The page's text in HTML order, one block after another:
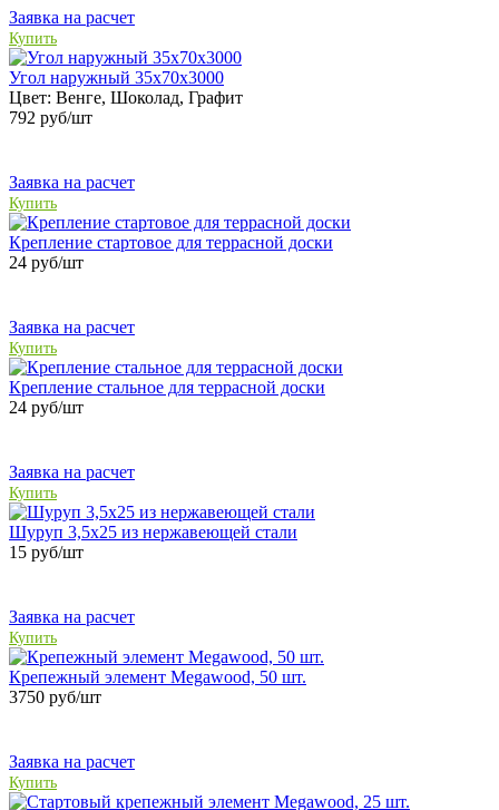
Заявка на расчет
Купить
Угол наружный 35х70х3000
Цвет: Венге, Шоколад, Графит
792 руб/шт
Заявка на расчет
Купить
Крепление стартовое для террасной доски
24 руб/шт
Заявка на расчет
Купить
Крепление стальное для террасной доски
24 руб/шт
Заявка на расчет
Купить
Шуруп 3,5х25 из нержавеющей стали
15 руб/шт
Заявка на расчет
Купить
Крепежный элемент Megawood, 50 шт.
3750 руб/шт
Заявка на расчет
Купить